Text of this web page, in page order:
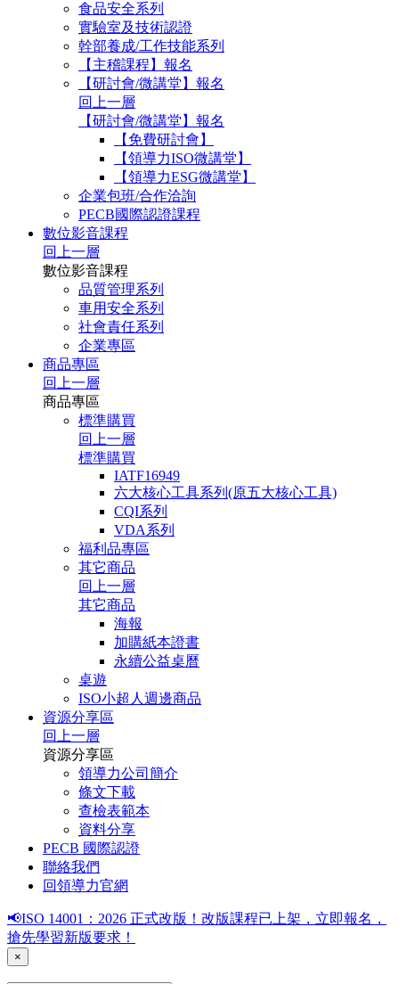
食品安全系列
實驗室及技術認證
幹部養成/工作技能系列
【主稽課程】報名
【研討會/微講堂】報名
回上一層
【研討會/微講堂】報名
【免費研討會】
【領導力ISO微講堂】
【領導力ESG微講堂】
企業包班/合作洽詢
PECB國際認證課程
數位影音課程
回上一層
數位影音課程
品質管理系列
車用安全系列
社會責任系列
企業專區
商品專區
回上一層
商品專區
標準購買
回上一層
標準購買
IATF16949
六大核心工具系列(原五大核心工具)
CQI系列
VDA系列
福利品專區
其它商品
回上一層
其它商品
海報
加購紙本證書
永續公益桌曆
桌遊
ISO小超人週邊商品
資源分享區
回上一層
資源分享區
領導力公司簡介
條文下載
查檢表範本
資料分享
PECB 國際認證
聯絡我們
回領導力官網
📢ISO 14001：2026 正式改版！改版課程已上架，立即報名，
搶先學習新版要求！
×